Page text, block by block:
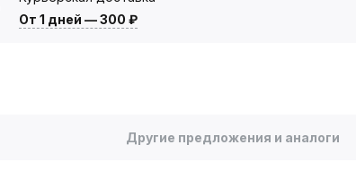
От 1 дней —300 ₽
Другие предложения и аналоги